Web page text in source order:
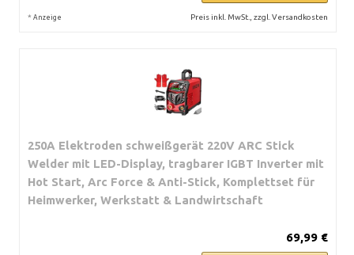
* Anzeige Preis inkl. MwSt., zzgl. Versandkosten
250A Elektroden schweißgerät 220V ARC Stick
Welder mit LED-Display, tragbarer IGBT Inverter mit
Hot Start, Arc Force & Anti-Stick, Komplettset für
Heimwerker, Werkstatt & Landwirtschaft
69,99 €